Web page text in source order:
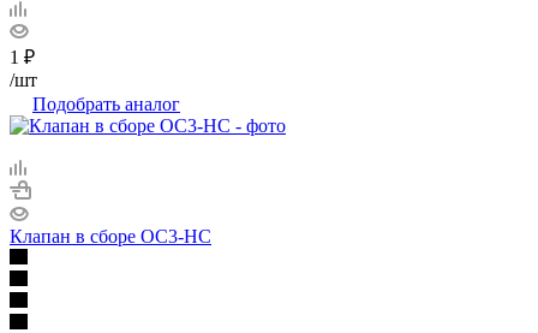
1 ₽
/шт
Подобрать аналог
Клапан в сборе ОС3-НС